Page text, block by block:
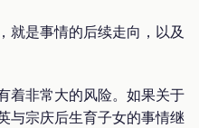
就是事情的后续走向，以及
着非常大的风险。如果关于
与宗庆后生育子女的事情继